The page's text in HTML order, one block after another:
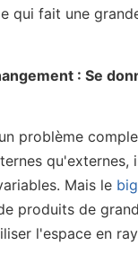
qui fait une
: Se
problème
qu'externes,
Mais le
produits de
l'espace en